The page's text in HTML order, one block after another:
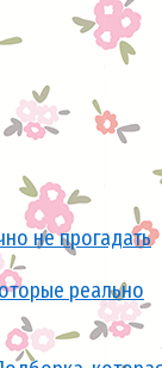
не прогадать
реально